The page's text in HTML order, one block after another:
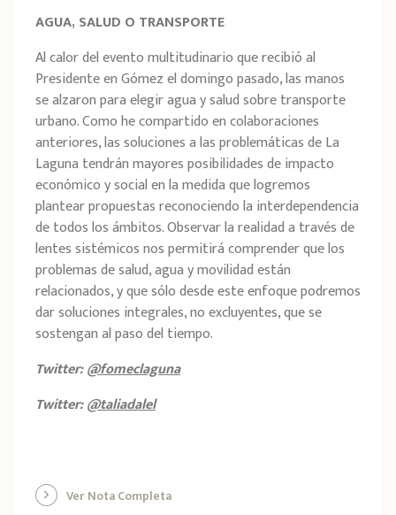
AGUA, SALUD O TRANSPORTE
Al calor del evento multitudinario que recibió al
Presidente en Gómez el domingo pasado, las manos
se alzaron para elegir agua y salud sobre transporte
urbano. Como he compartido en colaboraciones
anteriores, las soluciones a las problemáticas de La
Laguna tendrán mayores posibilidades de impacto
económico y social en la medida que logremos
plantear propuestas reconociendo la interdependencia
de todos los ámbitos. Observar la realidad a través de
lentes sistémicos nos permitirá comprender que los
problemas de salud, agua y movilidad están
relacionados, y que sólo desde este enfoque podremos
dar soluciones integrales, no excluyentes, que se
sostengan al paso del tiempo.
Twitter:@fomeclaguna
Twitter:@taliadalel
Ver Nota Completa